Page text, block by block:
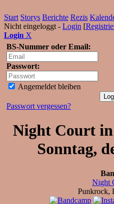
Start Storys Berichte Rezis
Nicht eingeloggt - Login [
Login X
BS-Nummer oder Email:
Passwort:
Angemeldet bleiben
Passwort vergessen?
Night Court
Sonntag,
Night
Punkrock,